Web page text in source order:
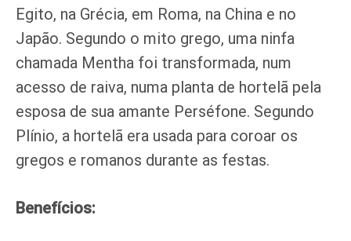
Egito, na Grécia, em Roma, na China e no
Japão. Segundo o mito grego, uma ninfa
chamada Mentha foi transformada, num
acesso de raiva, numa planta de hortelã pela
esposa de sua amante Perséfone. Segundo
Plínio, a hortelã era usada para coroar os
gregos e romanos durante as festas.
Benefícios: